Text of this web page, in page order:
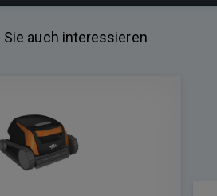
Sie auch interessieren